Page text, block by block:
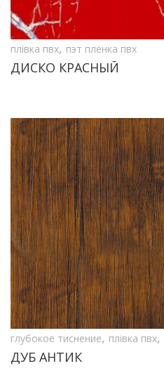
плівка пвх, пэт пленка пвх
ДИСКО КРАСНЫЙ
глубокое тиснение, плівка пвх,
ДУБ АНТИК